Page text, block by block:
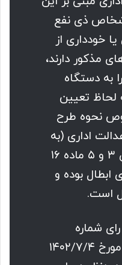
ذی نفع
خودداری از
مذکور دارند،
به دستگاه
لحاظ تعیین
نحوه طرح
اداری (به
شرح مقرر در تبصره‌های ۳ و ۵ ماده ۱۶
ابطال بوده و
است.
شماره
۱۴۰۲۳۱۳۹۰۰۰۱۷۰۹۷۸۵ مورخ ۱۴۰۲/۷/۴